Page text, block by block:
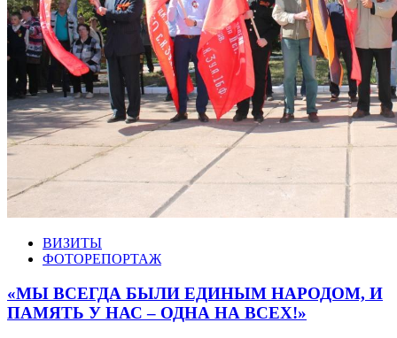
ВИЗИТЫ
ФОТОРЕПОРТАЖ
«МЫ ВСЕГДА БЫЛИ ЕДИНЫМ НАРОДОМ, И
ПАМЯТЬ У НАС – ОДНА НА ВСЕХ!»